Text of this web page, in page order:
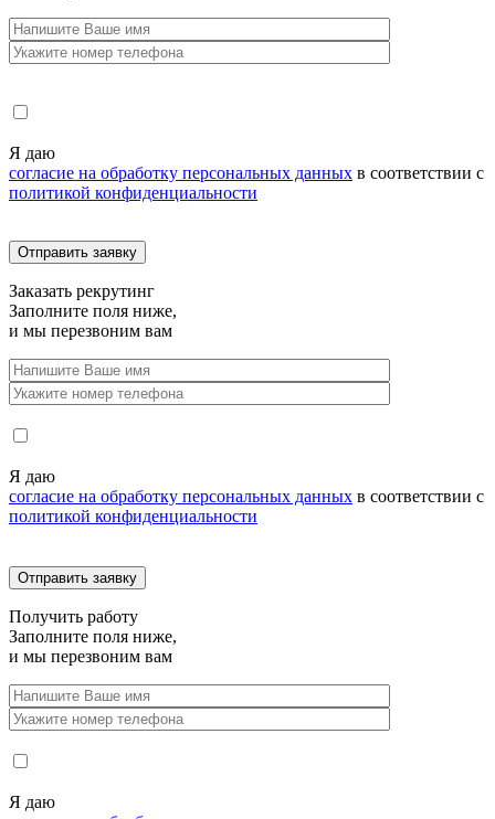
Я даю
согласие на обработку персональных данных в соответствии с
политикой конфиденциальности
Заказать рекрутинг
Заполните поля ниже,
и мы перезвоним вам
Я даю
согласие на обработку персональных данных в соответствии с
политикой конфиденциальности
Получить работу
Заполните поля ниже,
и мы перезвоним вам
Я даю